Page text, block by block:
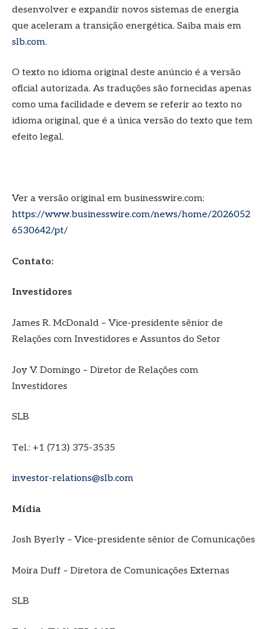
desenvolver e expandir novos sistemas de energia
que aceleram a transição energética. Saiba mais em
slb.com.
O texto no idioma original deste anúncio é a versão
oficial autorizada. As traduções são fornecidas apenas
como uma facilidade e devem se referir ao texto no
idioma original, que é a única versão do texto que tem
efeito legal.
Ver a versão original em businesswire.com:
https://www.businesswire.com/news/home/2026052
6530642/pt/
Contato:
Investidores
James R. McDonald – Vice-presidente sênior de
Relações com Investidores e Assuntos do Setor
Joy V. Domingo – Diretor de Relações com
Investidores
SLB
Tel.: +1 (713) 375-3535
investor-relations@slb.com
Mídia
Josh Byerly – Vice-presidente sênior de Comunicações
Moira Duff – Diretora de Comunicações Externas
SLB